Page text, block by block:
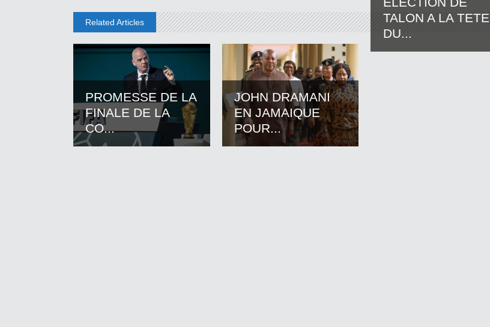
Related Articles
PROMESSE DE LA
FINALE DE LA
CO...
JOHN DRAMANI
EN JAMAIQUE
POUR...
TALON A LA TETE
DU...